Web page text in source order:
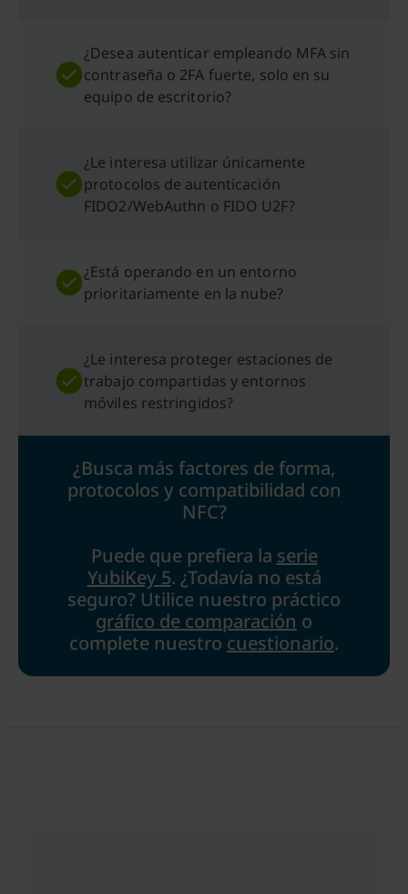
¿Desea autenticar empleando MFA sin
contraseña o 2FA fuerte, solo en su
equipo de escritorio?
¿Le interesa utilizar únicamente
protocolos de autenticación
FIDO2/WebAuthn o FIDO U2F?
¿Está operando en un entorno
prioritariamente en la nube?
¿Le interesa proteger estaciones de
trabajo compartidas y entornos
móviles restringidos?
¿Busca más factores de forma,
protocolos y compatibilidad con
NFC?
Puede que prefiera la serie
YubiKey 5. ¿Todavía no está
seguro? Utilice nuestro práctico
gráfico de comparación o
complete nuestro cuestionario.